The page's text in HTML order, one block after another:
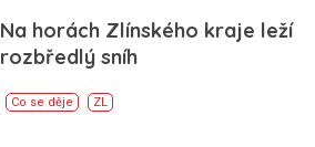
Na horách Zlínského kraje leží
rozbředlý sníh
Co se děje ZL